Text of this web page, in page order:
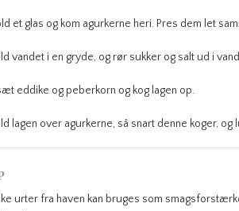
et glas og kom agurkerne heri. Pres dem let
vandet i en gryde, og rør sukker og salt ud i
eddike og peberkorn og kog lagen op.
lagen over agurkerne, så snart denne koger, og
urter fra haven kan bruges som